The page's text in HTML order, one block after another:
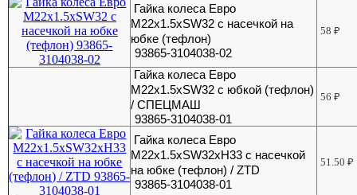
Гайка колеса Евро
М22х1.5хSW32 с насечкой на
юбке (тефлон)
93865-3104038-02
58₽
Гайка колеса Евро
М22х1.5хSW32 с юбкой (тефлон)
/ СПЕЦМАШ
93865-3104038-01
56₽
Гайка колеса Евро
М22х1.5хSW32xH33 с насечкой
на юбке (тефлон) / ZTD
93865-3104038-01
51.50₽